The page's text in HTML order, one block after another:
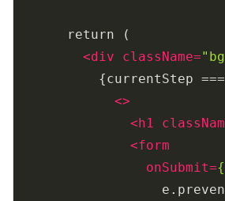
      return (
<div className=
{currentStep
<>
<h1
<form
onSubmit=